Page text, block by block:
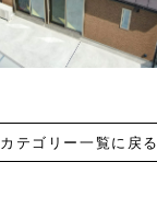
カテゴリー一覧に戻る